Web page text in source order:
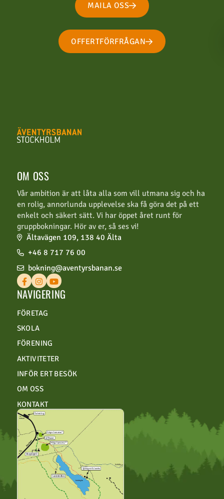
MAILA OSS
OFFERTFÖRFRÅGAN
OM OSS
Vår ambition är att låta alla som vill utmana sig och ha
en rolig, annorlunda upplevelse ska få göra det på ett
enkelt och säkert sätt. Vi har öppet året runt för
gruppbokningar. Hör av er, så ses vi!
Ältavägen 109, 138 40 Älta
+46 8 717 76 00
bokning@aventyrsbanan.se
NAVIGERING
FÖRETAG
SKOLA
FÖRENING
AKTIVITETER
INFÖR ERT BESÖK
OM OSS
KONTAKT